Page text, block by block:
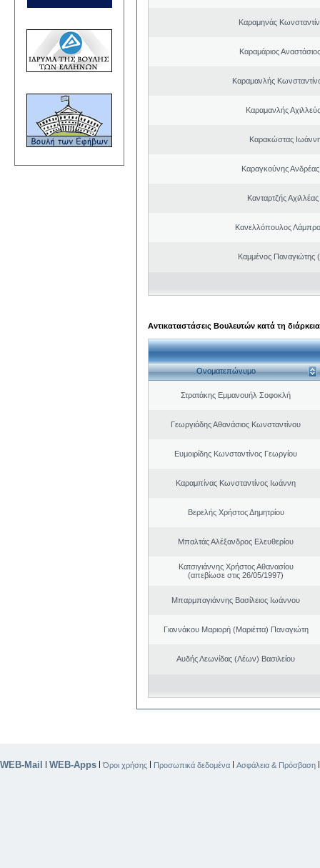
Καραμηνάς
Καραμάριος
Καραμανλής
Καραμανλής
Καρακώστας
Καραγκούνης Ανδρέας
Κανταρτζής
Κανελλόπουλος
Καμμένος Παναγιώτης
Αντικαταστάσεις Βουλευτών κατά τη
Ονοματεπώνυμο
Στρατάκης Εμμανουήλ Σοφοκλή
Γεωργιάδης Αθανάσιος Κωνσταντίνου
Ευμοιρίδης Κωνσταντίνος Γεωργίου
Καραμπίνας Κωνσταντίνος Ιωάννη
Βερελής Χρήστος Δημητρίου
Μπαλτάς Αλέξανδρος Ελευθερίου
Κατσιγιάννης Χρήστος Αθανασίου
(απεβίωσε στις 26/05/1997)
Μπαρμπαγιάννης Βασίλειος Ιωάννου
Γιαννάκου Μαριορή (Μαριέττα) Παναγιώτη
Αυδής Λεωνίδας (Λέων) Βασιλείου
WEB-Mail | WEB-Apps |Όροι χρήσης | Προσωπικά δεδομένα | Ασφάλεια & Πρόσβαση